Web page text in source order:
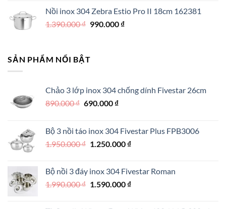
là:
550.000 ₫.
tại
là:
Nồi inox 304 Zebra Estio Pro II 18cm 162381
1.390.000₫ Giá
1.390.000 ₫.
990.000 ₫Giá
SẢN PHẨM NỔI BẬT
Chảo 3 lớp inox 304 chống dính Fivestar 26cm
890.000₫ Giá
890.000 ₫.
690.000 ₫Giá
là:
690.000 ₫.
Bộ 3 nồi táo inox 304 Fivestar Plus FPB3006
1.950.000₫ Giá
1.950.000 ₫.
1.250.000 ₫Giá
là:
1.250.000 ₫.
Bộ nồi 3 đáy inox 304 Fivestar Roman
1.990.000₫ Giá
1.590.000 ₫Giá